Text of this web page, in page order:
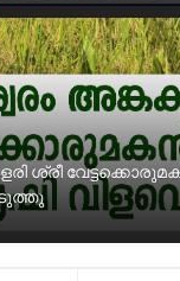
ശ്രീ